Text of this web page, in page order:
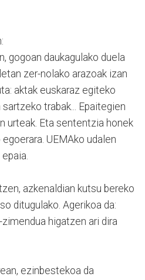
gogoan daukagulako duela
zer-nolako arazoak izan
aktak euskaraz egiteko
trabak... Epaitegien
urteak. Eta sententzia honek
UEMAko udalen
azkenaldian kutsu bereko
ditugulako. Agerikoa da:
higatzen ari dira
ezinbestekoa da